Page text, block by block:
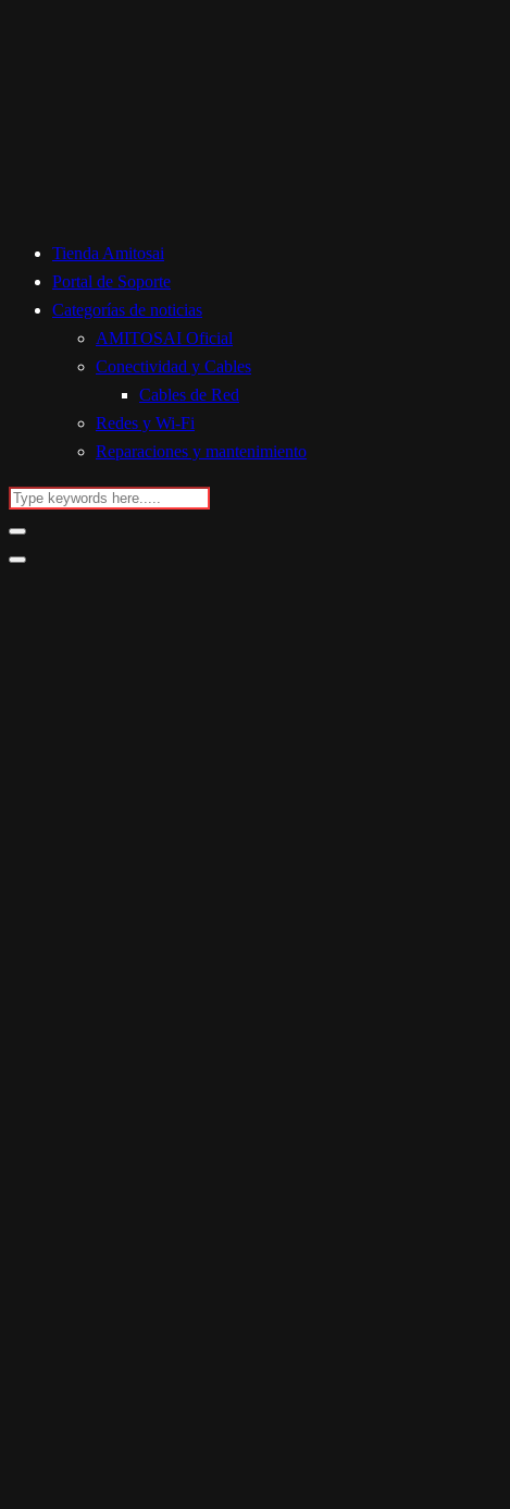
Tienda Amitosai
Portal de Soporte
Categorías de noticias
AMITOSAI Oficial
Conectividad y Cables
Cables de Red
Redes y Wi-Fi
Reparaciones y mantenimiento